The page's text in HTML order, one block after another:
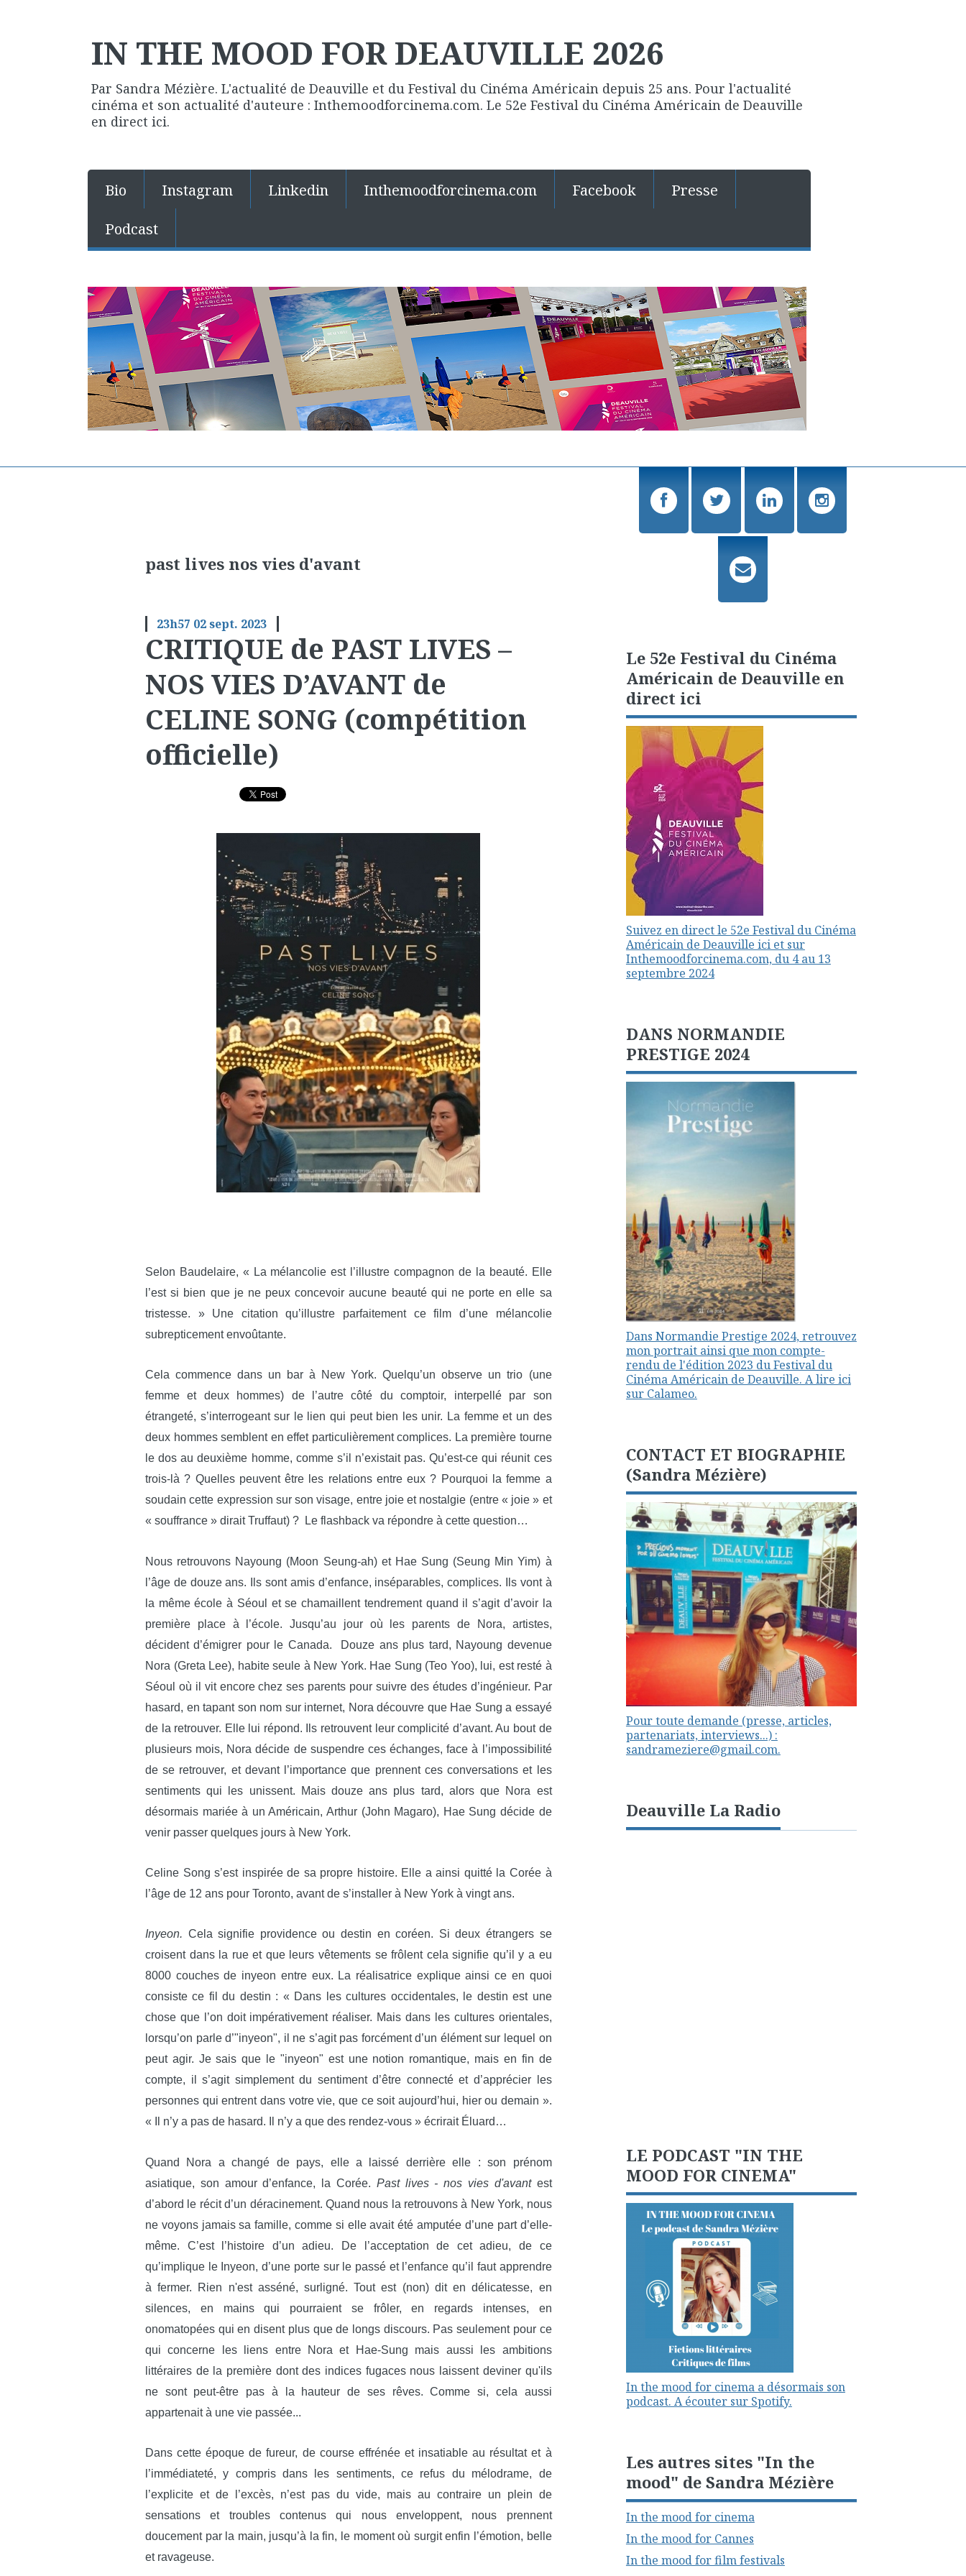
IN THE MOOD FOR DEAUVILLE 2026
Par Sandra Mézière. L'actualité de Deauville et du Festival du Cinéma Américain depuis 25 ans. Pour l'actualité
cinéma et son actualité d'auteure : Inthemoodforcinema.com. Le 52e Festival du Cinéma Américain de Deauville
en direct ici.
Bio Instagram Linkedin Inthemoodforcinema.com Facebook
Presse
Podcast
past lives nos vies d'avant
23h57 02sept. 2023
CRITIQUE de PAST LIVES –
NOS VIES D’AVANT de
CELINE SONG (compétition
officielle)
Selon Baudelaire, « La mélancolie est l’illustre compagnon de la beauté. Elle
l’est si bien que je ne peux concevoir aucune beauté qui ne porte en elle sa
tristesse. » Une citation qu’illustre parfaitement ce film d’une mélancolie
subrepticement envoûtante.
Cela commence dans un bar à New York. Quelqu’un observe un trio (une
femme et deux hommes) de l’autre côté du comptoir, interpellé par son
étrangeté, s’interrogeant sur le lien qui peut bien les unir. La femme et un des
deux hommes semblent en effet particulièrement complices. La première tourne
le dos au deuxième homme, comme s’il n’existait pas. Qu’est-ce qui réunit ces
trois-là ? Quelles peuvent être les relations entre eux ? Pourquoi la femme a
soudain cette expression sur son visage, entre joie et nostalgie (entre « joie » et
« souffrance » dirait Truffaut) ? Le flashback va répondre à cette question…
Nous retrouvons Nayoung (Moon Seung-ah) et Hae Sung (Seung Min Yim) à
l’âge de douze ans. Ils sont amis d’enfance, inséparables, complices. Ils vont à
la même école à Séoul et se chamaillent tendrement quand il s’agit d’avoir la
première place à l’école. Jusqu’au jour où les parents de Nora, artistes,
décident d’émigrer pour le Canada. Douze ans plus tard, Nayoung devenue
Nora (Greta Lee), habite seule à New York. Hae Sung (Teo Yoo), lui, est resté à
Séoul où il vit encore chez ses parents pour suivre des études d’ingénieur. Par
hasard, en tapant son nom sur internet, Nora découvre que Hae Sung a essayé
de la retrouver. Elle lui répond. Ils retrouvent leur complicité d’avant. Au bout de
plusieurs mois, Nora décide de suspendre ces échanges, face à l’impossibilité
de se retrouver, et devant l’importance que prennent ces conversations et les
sentiments qui les unissent. Mais douze ans plus tard, alors que Nora est
désormais mariée à un Américain, Arthur (John Magaro), Hae Sung décide de
venir passer quelques jours à New York.
Celine Song s’est inspirée de sa propre histoire. Elle a ainsi quitté la Corée à
l’âge de 12 ans pour Toronto, avant de s’installer à New York à vingt ans.
Inyeon. Cela signifie providence ou destin en coréen. Si deux étrangers se
croisent dans la rue et que leurs vêtements se frôlent cela signifie qu’il y a eu
8000 couches de inyeon entre eux. La réalisatrice explique ainsi ce en quoi
consiste ce fil du destin : « Dans les cultures occidentales, le destin est une
chose que l’on doit impérativement réaliser. Mais dans les cultures orientales,
lorsqu’on parle d’"inyeon", il ne s’agit pas forcément d’un élément sur lequel on
peut agir. Je sais que le "inyeon" est une notion romantique, mais en fin de
compte, il s’agit simplement du sentiment d’être connecté et d’apprécier les
personnes qui entrent dans votre vie, que ce soit aujourd’hui, hier ou demain ».
« Il n’y a pas de hasard. Il n’y a que des rendez-vous » écrirait Éluard…
Quand Nora a changé de pays, elle a laissé derrière elle : son prénom
asiatique, son amour d’enfance, la Corée. Past lives - nos vies d'avantest
d’abord le récit d’un déracinement. Quand nous la retrouvons à New York, nous
ne voyons jamais sa famille, comme si elle avait été amputée d’une part d’elle-
même. C’est l’histoire d’un adieu. De l’acceptation de cet adieu, de ce
qu’implique le Inyeon, d’une porte sur le passé et l’enfance qu’il faut apprendre
à fermer. Rien n'est asséné, surligné. Tout est (non) dit en délicatesse, en
silences, en mains qui pourraient se frôler, en regards intenses, en
onomatopées qui en disent plus que de longs discours. Pas seulement pour ce
qui concerne les liens entre Nora et Hae-Sung mais aussi les ambitions
littéraires de la première dont des indices fugaces nous laissent deviner qu'ils
ne sont peut-être pas à la hauteur de ses rêves. Comme si, cela aussi
appartenait à une vie passée...
Dans cette époque de fureur, de course effrénée et insatiable au résultat et à
l’immédiateté, y compris dans les sentiments, ce refus du mélodrame, de
l’explicite et de l’excès, n’est pas du vide, mais au contraire un plein de
sensations et troubles contenus qui nous enveloppent, nous prennent
doucement par la main, jusqu’à la fin, le moment où surgit enfin l’émotion, belle
et ravageuse.
Le 52e Festival du Cinéma
Américain de Deauville en
direct ici
Suivez en direct le 52e Festival du Cinéma
Américain de Deauville ici et sur
Inthemoodforcinema.com, du 4 au 13
septembre 2024
DANS NORMANDIE
PRESTIGE 2024
Dans Normandie Prestige 2024, retrouvez
mon portrait ainsi que mon compte-
rendu de l'édition 2023 du Festival du
Cinéma Américain de Deauville. A lire ici
sur Calameo.
CONTACT ET BIOGRAPHIE
(Sandra Mézière)
Pour toute demande (presse, articles,
partenariats, interviews...) :
sandrameziere@gmail.com.
Deauville La Radio
LE PODCAST "IN THE
MOOD FOR CINEMA"
In the mood for cinema a désormais son
podcast. A écouter sur Spotify.
Les autres sites "In the
mood" de Sandra Mézière
In the mood for cinema
In the mood for Cannes
In the mood for film festivals